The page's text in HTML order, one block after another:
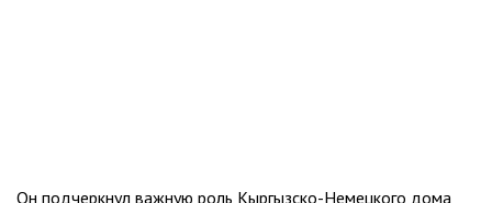
Он подчеркнул важную роль Кыргызско-Немецкого дома